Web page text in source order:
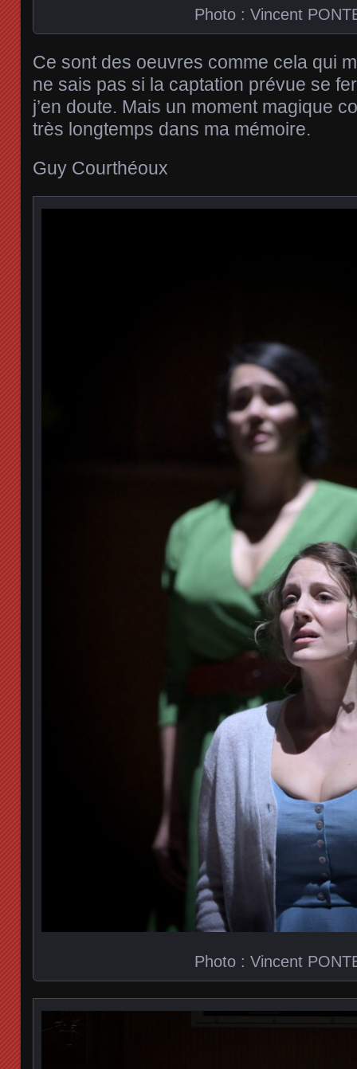
Photo : Vincent
Ce sont des oeuvres comme cela qui
ne sais pas si la captation prévue se
j’en doute. Mais un moment magique
très longtemps dans ma mémoire.
Guy Courthéoux
Photo : Vincent